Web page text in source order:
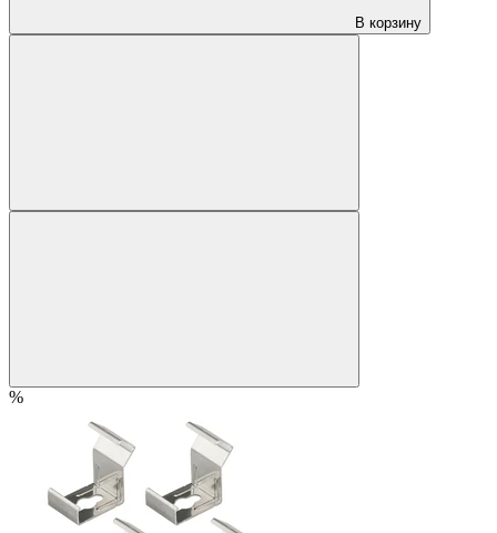
В корзину
%